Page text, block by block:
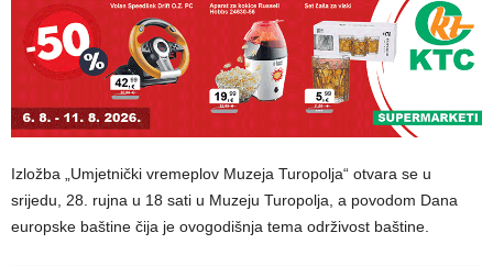
Izložba „Umjetnički vremeplov Muzeja Turopolja“ otvara se u
srijedu, 28. rujna u 18 sati u Muzeju Turopolja, a povodom Dana
europske baštine čija je ovogodišnja tema održivost baštine.